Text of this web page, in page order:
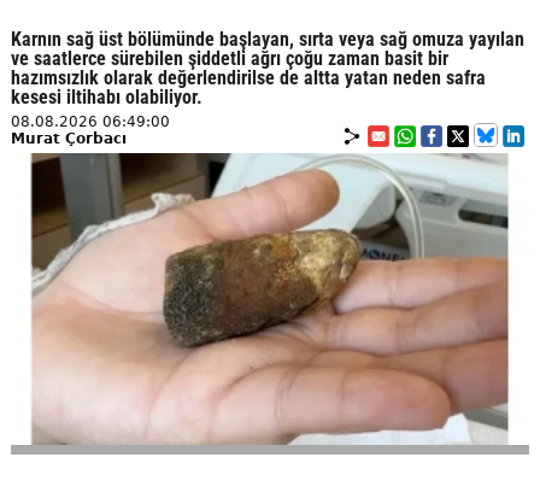
Karnın sağ üst bölümünde başlayan, sırta veya sağ omuza yayılan
ve saatlerce sürebilen şiddetli ağrı çoğu zaman basit bir
hazımsızlık olarak değerlendirilse de altta yatan neden safra
kesesi iltihabı olabiliyor.
08.08.2026 06:49:00
Murat Çorbacı